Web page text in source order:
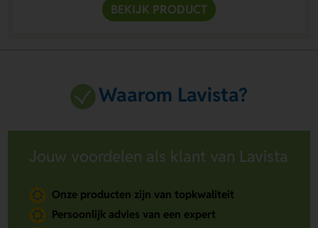
BEKIJK PRODUCT
Waarom Lavista?
Jouw voordelen als klant van Lavista
Onze producten zijn van topkwaliteit
Persoonlijk advies van een expert